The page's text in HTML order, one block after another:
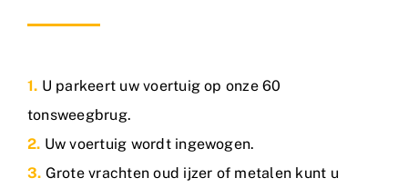
1. U parkeert uw voertuig op onze 60
tonsweegbrug.
2. Uw voertuig wordt ingewogen.
3. Grote vrachten oud ijzer of metalen kunt u